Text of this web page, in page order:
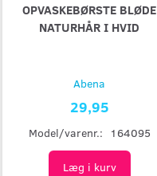
OPVASKEBØRSTE BLØDE
NATURHÅR I HVID
Abena
29,95
Model/varenr.: 164095
Læg i kurv